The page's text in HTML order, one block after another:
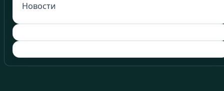
Новости